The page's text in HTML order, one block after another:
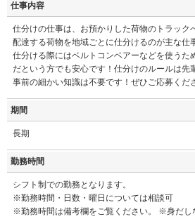
仕事内容
仕分けの仕事は、お預かりした荷物のトラック
配達する荷物を地域ごとに仕分けるのが主な仕
仕分ける際にはベルトコンベアーなどを使うた
だという方でも安心です！仕分けのルールは先
事前の細かい知識は不要です！ぜひご応募くだ
期間
長期
勤務時間
シフト制での勤務となります。
※勤務時間・日数・曜日については相談可
※勤務時間は備考欄をご覧ください。 ※身だ